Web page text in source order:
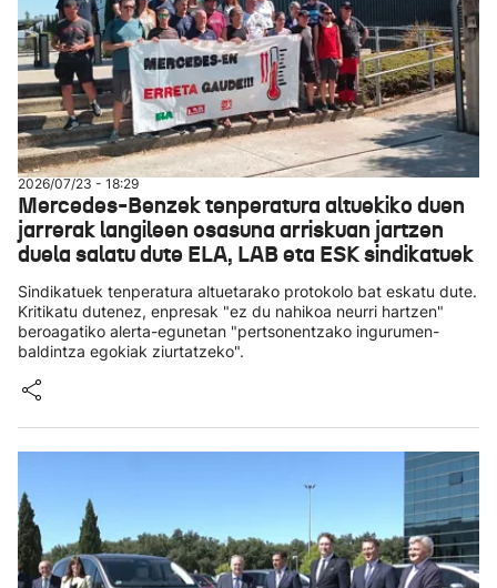
2026/07/23 - 18:29
Mercedes-Benzek tenperatura altuekiko duen
jarrerak langileen osasuna arriskuan jartzen
duela salatu dute ELA, LAB eta ESK sindikatuek
Sindikatuek tenperatura altuetarako protokolo bat eskatu dute.
Kritikatu dutenez, enpresak "ez du nahikoa neurri hartzen"
beroagatiko alerta-egunetan "pertsonentzako ingurumen-
baldintza egokiak ziurtatzeko".